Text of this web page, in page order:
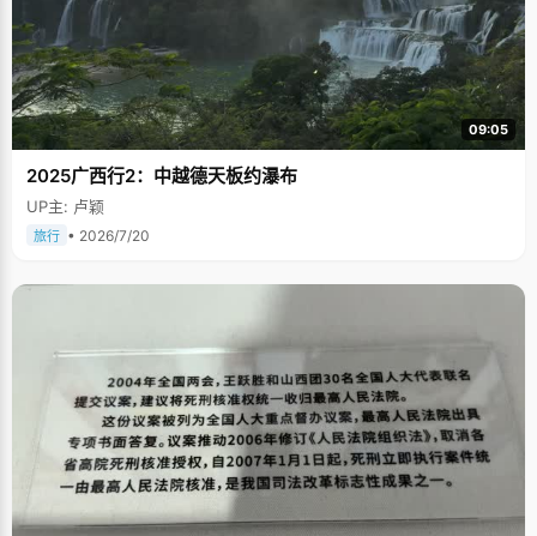
09:05
2025广西行2：中越德天板约瀑布
UP主: 卢颖
旅行 • 2026/7/20